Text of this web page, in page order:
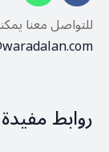
للتواصل معنا
روابط مفيدة